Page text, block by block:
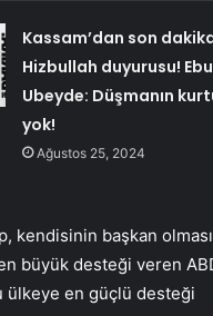
Kassam’dan son
Hizbullah duyurusu! Ebu
Ubeyde: Düşmanın
yok!
Ağustos 25, 2024
kendisinin başkan olması
büyük desteği veren
ülkeye en güçlü desteği